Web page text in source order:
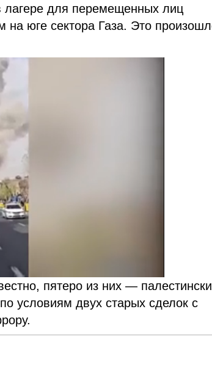
лагере для перемещенных лиц
юге сектора Газа. Это
пятеро из них —
условиям двух старых сделок с